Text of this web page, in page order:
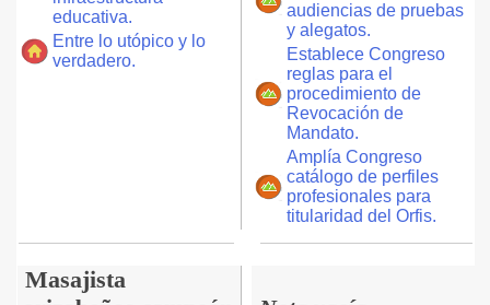
educativa.
Entre lo utópico y lo
verdadero.
audiencias de pruebas
y alegatos.
Establece Congreso
reglas para el
procedimiento de
Revocación de
Mandato.
Amplía Congreso
catálogo de perfiles
profesionales para
titularidad del Orfis.
Masajista